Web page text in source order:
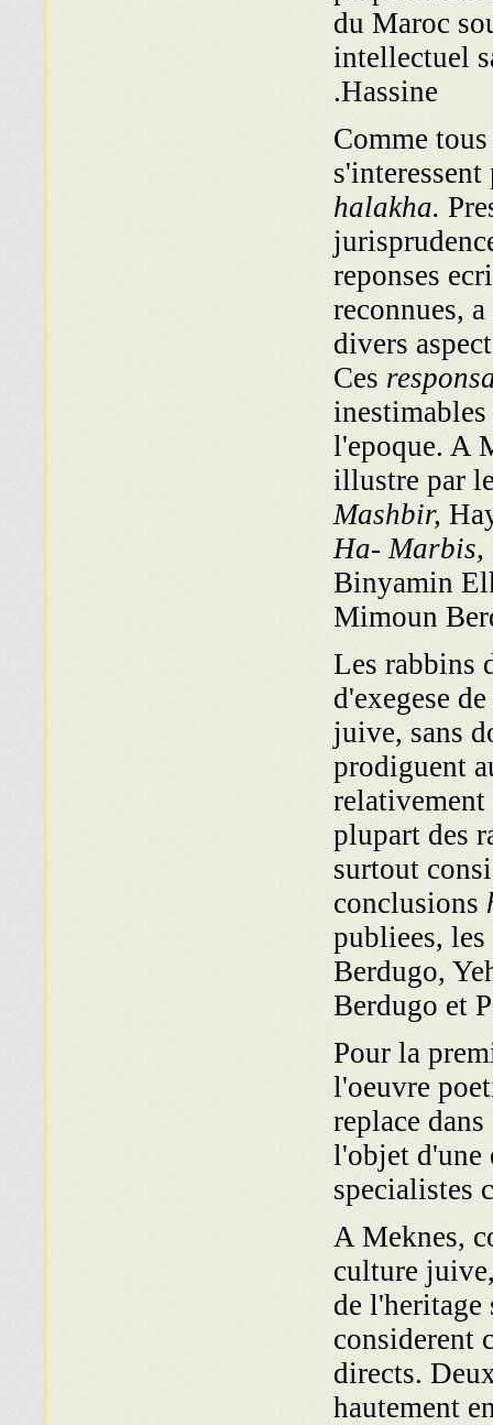
du Maroc
intellectuel
Hassine.
Comme
halakha.
reponses
reconnues,
divers
Ces
l'epoque. A
illustre par
Mashbir,
Ha- Marbis,
Binyamin
Mimoun
Les rabbins
d'exegese
juive, sans
prodiguent
relativement
plupart des
surtout
conclusions
publiees,
Berdugo,
Berdugo et
Pour la
l'oeuvre
replace
l'objet d'une
specialistes
A Meknes,
culture
de
considerent
directs.
hautement